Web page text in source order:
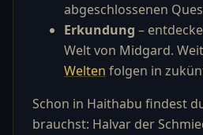
abgeschlossenen
Erkundung –
Welt von Midgard.
Welten folgen in
Schon in Haithabu findest
brauchst: Halvar der